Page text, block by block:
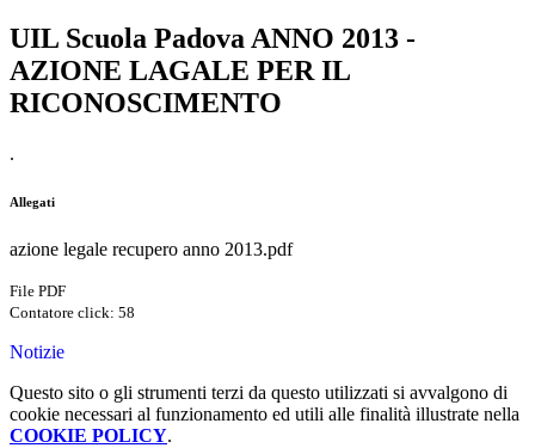
UIL Scuola Padova ANNO 2013 -
AZIONE LAGALE PER IL
RICONOSCIMENTO
.
Allegati
azione legale recupero anno 2013.pdf
File PDF
Contatore click: 58
Notizie
Questo sito o gli strumenti terzi da questo utilizzati si avvalgono di
cookie necessari al funzionamento ed utili alle finalità illustrate nella
COOKIE POLICY.